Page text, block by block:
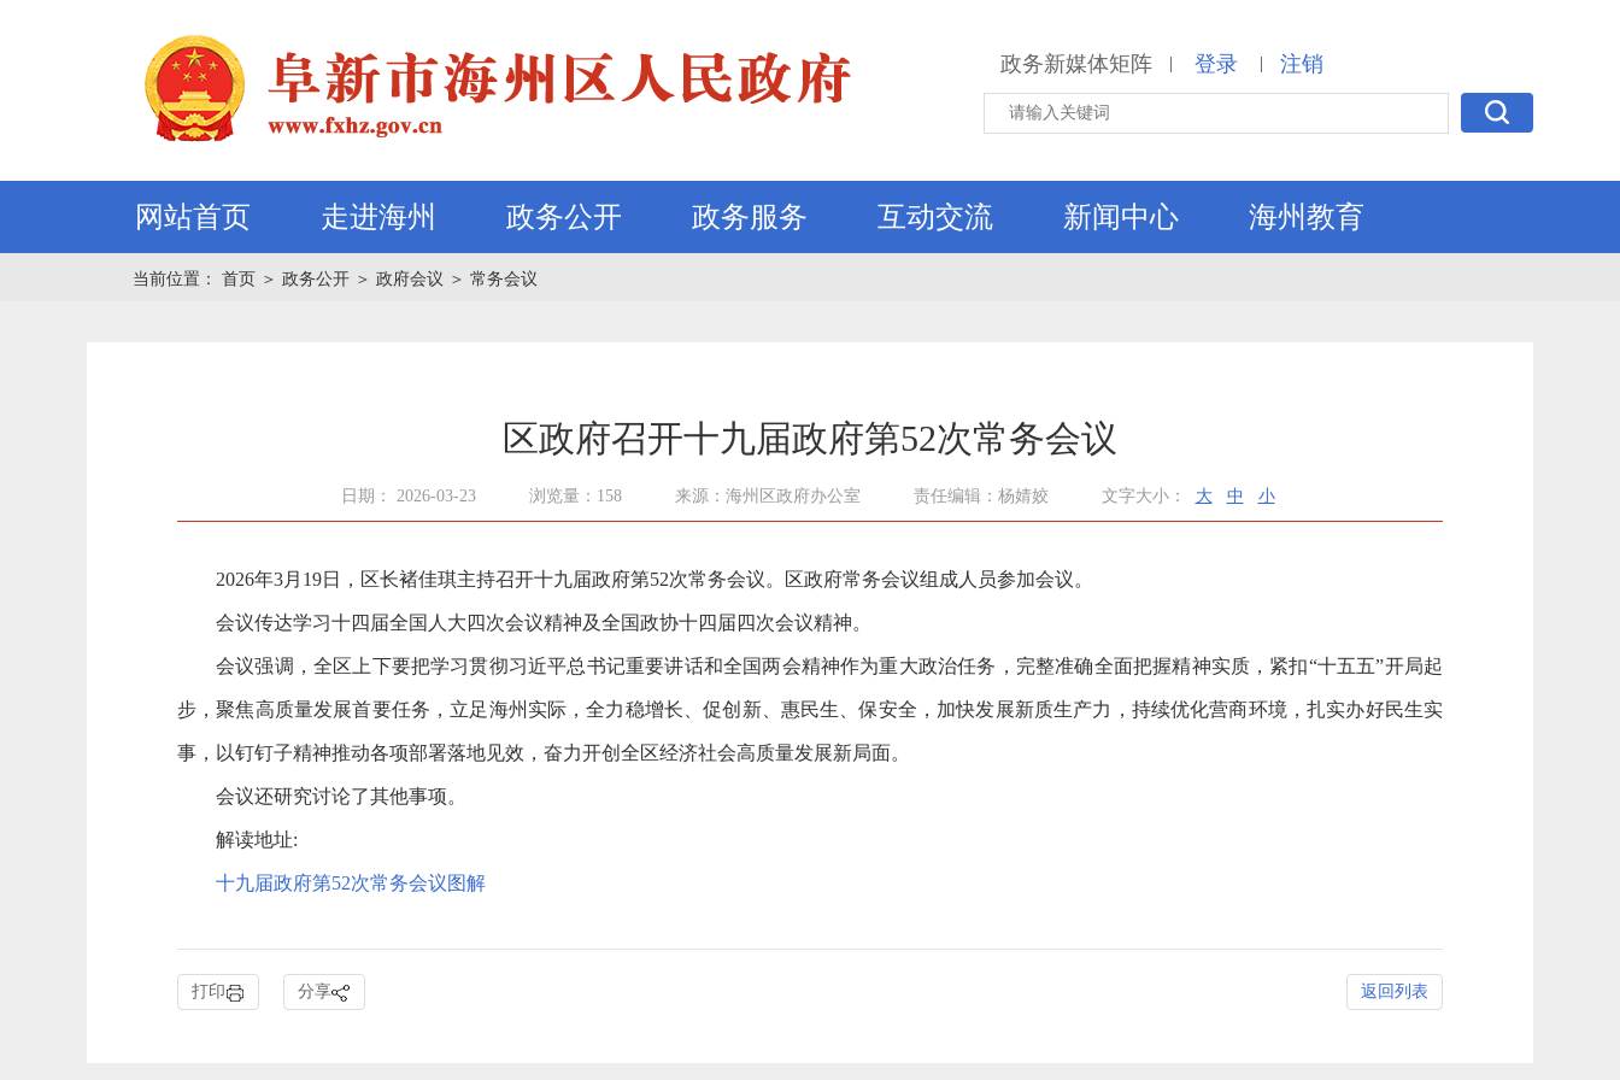
政务新媒体矩阵 | 登录 | 注销
网站首页 走进海州 政务公开 政务服务 互动交流 新闻中心 海州教育
当前位置： 首页 ＞ 政务公开 ＞ 政府会议 ＞ 常务会议
区政府召开十九届政府第52次常务会议
日期： 2026-03-23 浏览量：158 来源：海州区政府办公室 责任编辑：杨婧姣 文字大小： 大 中 小
2026年3月 19日，区长褚佳琪主持召开十九届政府第52次常务会议。区政府常务会议组成人员参加会议。
会议传达学习十四届全国人大四次会议精神及全国政协十四届四次会议精神。
会议强调，全区上下要把学习贯彻习近平总书记重要讲话和全国两会精神作为重大政治任务，完整准确全面把握精神实质，紧扣“十五五”开局起
步，聚焦高质量发展首要任务，立足海州实际，全力稳增长、促创新、惠民生、保安全，加快发展新质生产力，持续优化营商环境，扎实办好民生实
事，以钉钉子精神推动各项部署落地见效，奋力开创全区经济社会高质量发展新局面。
会议还研究讨论了其他事项。
解读地址:
十九届政府第52次常务会议图解
打印 分享 返回列表